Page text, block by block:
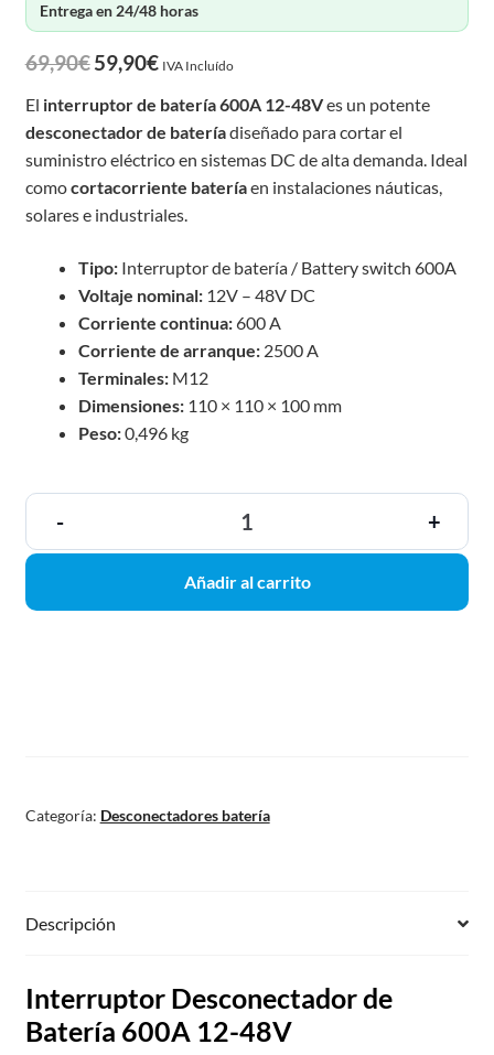
Entrega en 24/48 horas
69,90€59,90€ IVA Incluído
El interruptor de batería 600A 12-48Ves un potente
desconectador de bateríadiseñado para cortar el
suministro eléctrico en sistemas DC de alta demanda. Ideal
comocortacorriente bateríaen instalaciones náuticas,
solares e industriales.
Tipo:Interruptor de batería / Battery switch 600A
Voltaje nominal:12V – 48V DC
Corriente continua:600 A
Corriente de arranque:2500 A
Terminales:M12
Dimensiones:110 × 110 × 100 mm
Peso:0,496 kg
- +
Añadir al carrito
Categoría: Desconectadores batería
Descripción
Interruptor Desconectador de
Batería 600A 12-48V